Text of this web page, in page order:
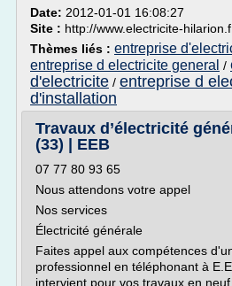
Date: 2012-01-01 16:08:27
Site : http://www.electricite-
Thèmes liés : entreprise
entreprise d electricite general /
d'electricite / entreprise d
d'installation
Travaux d’électricité
(33) | EEB
07 77 80 93 65
Nous attendons votre appel
Nos services
Électricité générale
Faites appel aux compétences
professionnel en téléphonant à
intervient pour vos travaux en